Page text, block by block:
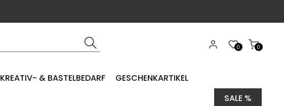
0
0
KREATIV- & BASTELBEDARF
GESCHENKARTIKEL
SALE %